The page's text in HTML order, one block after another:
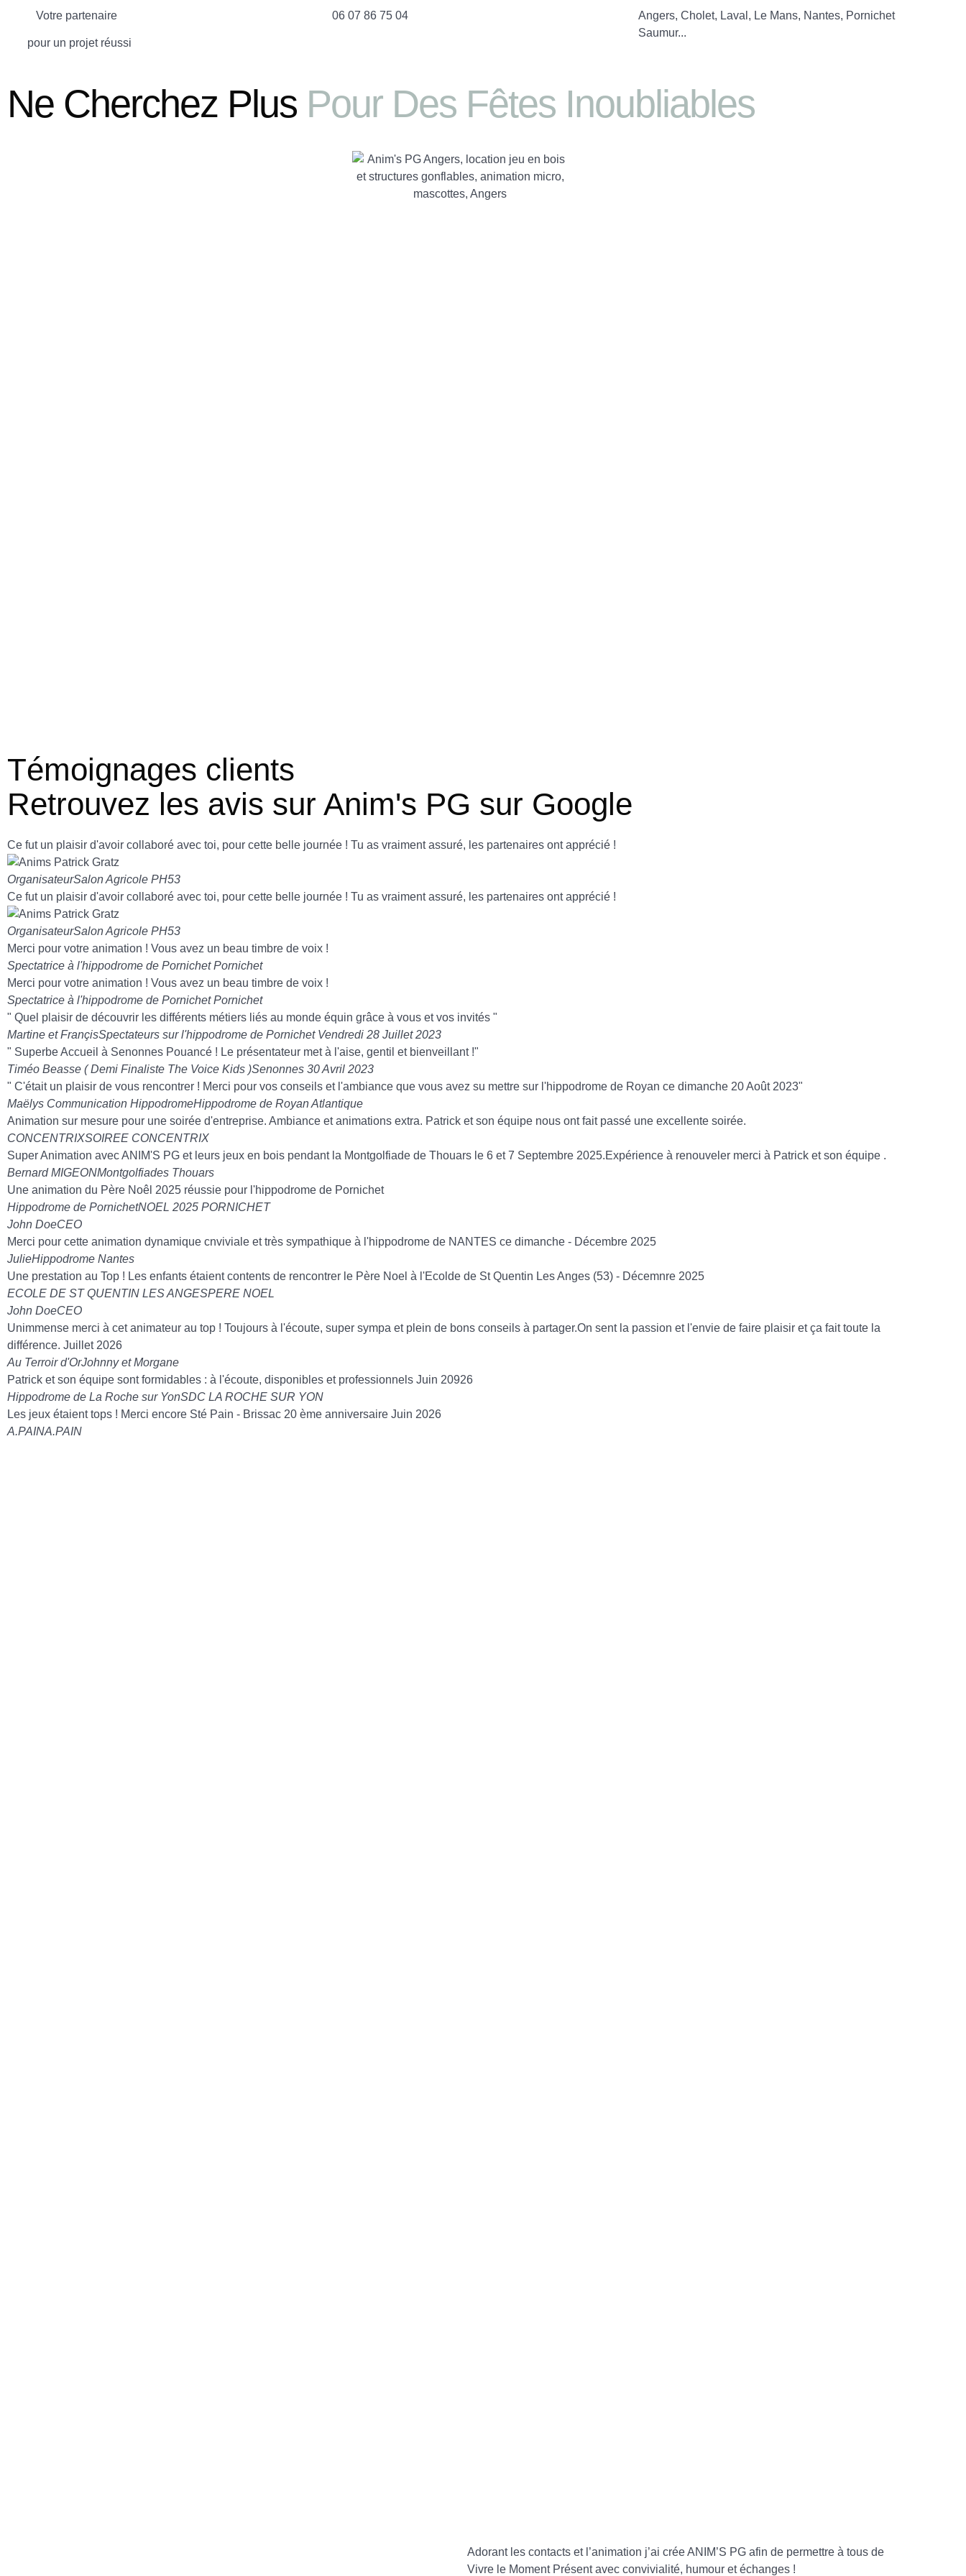
Votre partenaire
pour un projet réussi
06 07 86 75 04
Angers, Cholet, Laval, Le Mans, Nantes, Pornichet
Saumur...
Ne Cherchez Plus Pour Des Fêtes Inoubliables
Témoignages clients
Retrouvez les avis sur Anim's PG sur Google
Ce fut un plaisir d'avoir collaboré avec toi, pour cette belle journée ! Tu as vraiment assuré, les partenaires ont apprécié !
OrganisateurSalon Agricole PH53
Ce fut un plaisir d'avoir collaboré avec toi, pour cette belle journée ! Tu as vraiment assuré, les partenaires ont apprécié !
OrganisateurSalon Agricole PH53
Merci pour votre animation ! Vous avez un beau timbre de voix !
Spectatrice à l'hippodrome de PornichetPornichet
Merci pour votre animation ! Vous avez un beau timbre de voix !
Spectatrice à l'hippodrome de PornichetPornichet
" Quel plaisir de découvrir les différents métiers liés au monde équin grâce à vous et vos invités "
Martine et FrançisSpectateurs sur l'hippodrome de Pornichet Vendredi 28 Juillet 2023
" Superbe Accueil à Senonnes Pouancé ! Le présentateur met à l'aise, gentil et bienveillant !"
Timéo Beasse ( Demi Finaliste The Voice Kids )Senonnes 30 Avril 2023
" C'était un plaisir de vous rencontrer ! Merci pour vos conseils et l'ambiance que vous avez su mettre sur l'hippodrome de Royan ce dimanche 20 Août 2023"
Maëlys Communication HippodromeHippodrome de Royan Atlantique
Animation sur mesure pour une soirée d'entreprise. Ambiance et animations extra. Patrick et son équipe nous ont fait passé une excellente soirée.
CONCENTRIXSOIREE CONCENTRIX
Super Animation avec ANIM'S PG et leurs jeux en bois pendant la Montgolfiade de Thouars le 6 et 7 Septembre 2025.Expérience à renouveler merci à Patrick et son équipe .
Bernard MIGEONMontgolfiades Thouars
Une animation du Père Noêl 2025 réussie pour l'hippodrome de Pornichet
Hippodrome de PornichetNOEL 2025 PORNICHET
John DoeCEO
Merci pour cette animation dynamique cnviviale et très sympathique à l'hippodrome de NANTES ce dimanche - Décembre 2025
JulieHippodrome Nantes
Une prestation au Top ! Les enfants étaient contents de rencontrer le Père Noel à l'Ecolde de St Quentin Les Anges (53) - Décemnre 2025
ECOLE DE ST QUENTIN LES ANGESPERE NOEL
John DoeCEO
Unimmense merci à cet animateur au top ! Toujours à l'écoute, super sympa et plein de bons conseils à partager.On sent la passion et l'envie de faire plaisir et ça fait toute la
différence. Juillet 2026
Au Terroir d'OrJohnny et Morgane
Patrick et son équipe sont formidables : à l'écoute, disponibles et professionnels Juin 20926
Hippodrome de La Roche sur YonSDC LA ROCHE SUR YON
Les jeux étaient tops ! Merci encore Sté Pain - Brissac 20 ème anniversaire Juin 2026
A.PAINA.PAIN
Adorant les contacts et l’animation j’ai crée ANIM’S PG afin de permettre à tous de
Vivre le Moment Présent avec convivialité, humour et échanges !